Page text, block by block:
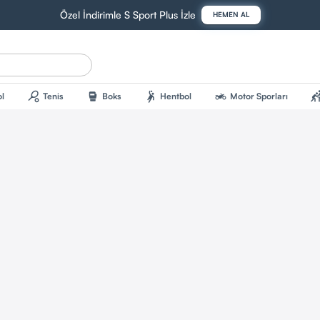
Özel İndirimle S Sport Plus İzle HEMEN AL
sports_tennis Tenis sports_mma Boks sports_handball Hentbol two_wheeler Motor Sporları